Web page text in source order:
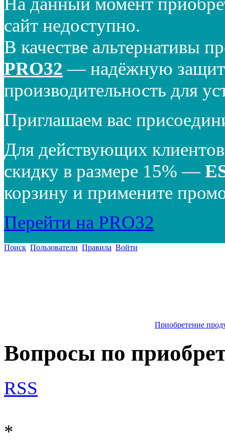
сайт недоступно.
В качестве альтернативы
PRO32 — надёжную
производительность для
Приглашаем вас
Для действующих
скидку в размере 15% —
корзину и примените
Перейти на PRO32
Поиск Пользователи Правила Войти
Приобретение
Вопросы по
RSS
*